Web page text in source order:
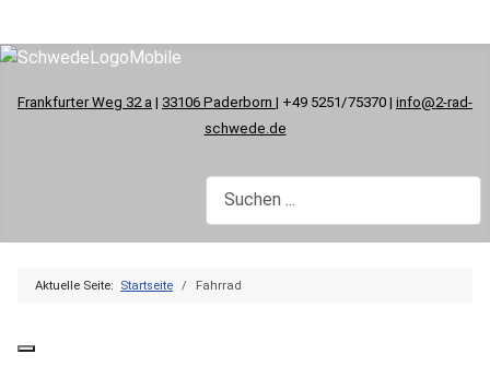
Frankfurter Weg 32 a | 33106 Paderborn | +49 5251/75370 | info@2-rad-
schwede.de
Aktuelle Seite: Startseite Fahrrad